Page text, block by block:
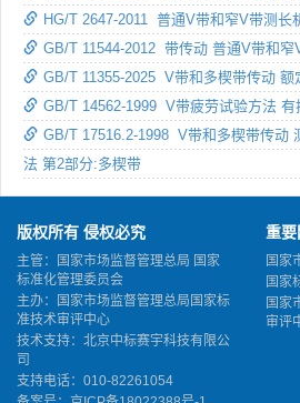
HG/T 2647-2011 普通V带和窄V带测长
GB/T 11544-2012 带传动 普通V带和窄
GB/T 11355-2025 V带和多楔带传动 额
GB/T 14562-1999 V带疲劳试验方法 有
GB/T 17516.2-1998 V带和多楔带传动
法 第2部分:多楔带
版权所有 侵权必究
主管：国家市场监督管理总局 国家
标准化管理委员会
主办：国家市场监督管理总局国家标
准技术审评中心
技术支持：北京中标赛宇科技有限公
司
支持电话：010-82261054
重要
国家
国家
国家
审评